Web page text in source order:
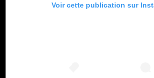
Voir cette publication sur